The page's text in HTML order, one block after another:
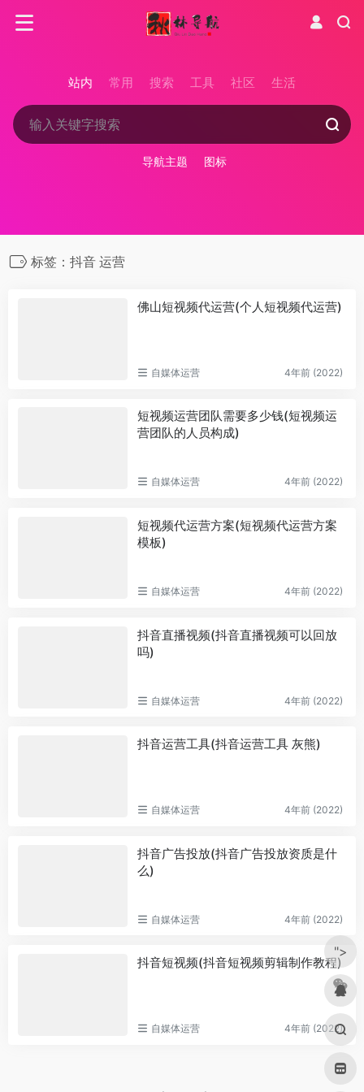
站内 常用 搜索 工具 社区 生活
导航主题 图标
标签：抖音 运营
佛山短视频代运营(个人短视频代运营)
自媒体运营 4年前 (2022)
短视频运营团队需要多少钱(短视频运
营团队的人员构成)
自媒体运营 4年前 (2022)
短视频代运营方案(短视频代运营方案
模板)
自媒体运营 4年前 (2022)
抖音直播视频(抖音直播视频可以回放
吗)
自媒体运营 4年前 (2022)
抖音运营工具(抖音运营工具 灰熊)
自媒体运营 4年前 (2022)
抖音广告投放(抖音广告投放资质是什
么)
自媒体运营 4年前 (2022)
抖音短视频(抖音短视频剪辑制作教程)
自媒体运营 4年前 (2022)
">